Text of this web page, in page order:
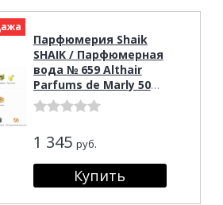
Парфюмерия Shaik
SHAIK / Парфюмерная
вода № 659 Althair
Parfums de Marly 50
мл
1 345 руб.